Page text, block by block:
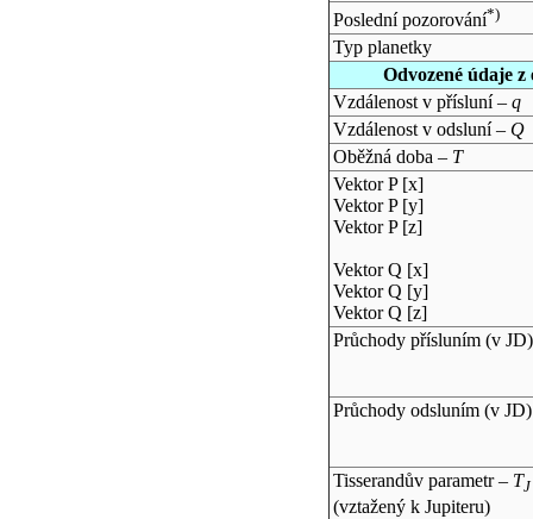
Poslední pozorování*)
Typ planetky
Odvozené údaje
Vzdálenost v přísluní – q
Vzdálenost v odsluní – Q
Oběžná doba – T
Vektor P [x]
Vektor P [y]
Vektor P [z]
Vektor Q [x]
Vektor Q [y]
Vektor Q [z]
Průchody přísluním (v JD)
Průchody odsluním (v JD)
Tisserandův parametr – TJ
(vztažený k Jupiteru)